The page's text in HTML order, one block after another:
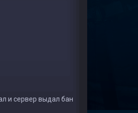
и сервер выдал бан